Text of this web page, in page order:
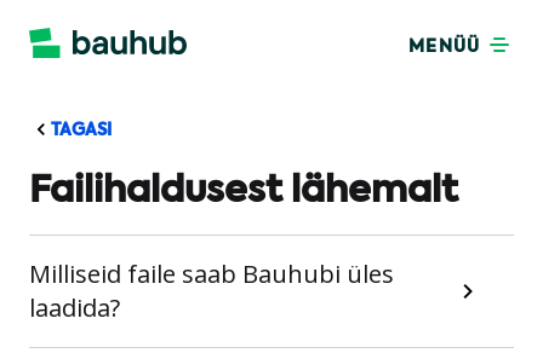
MENÜÜ
TAGASI
Failihaldusest lähemalt
Milliseid faile saab Bauhubi üles
laadida?